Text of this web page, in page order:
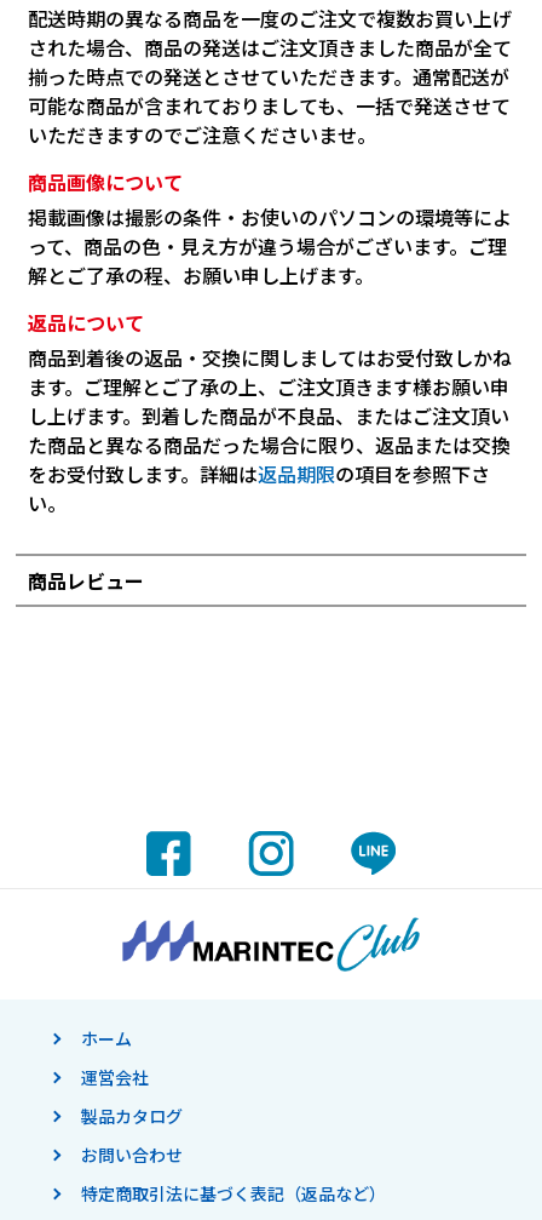
配送時期の異なる商品を一度のご注文で複数お買い上げ
された場合、商品の発送はご注文頂きました商品が全て
揃った時点での発送とさせていただきます。通常配送が
可能な商品が含まれておりましても、一括で発送させて
いただきますのでご注意くださいませ。
商品画像について
掲載画像は撮影の条件・お使いのパソコンの環境等によ
って、商品の色・見え方が違う場合がございます。ご理
解とご了承の程、お願い申し上げます。
返品について
商品到着後の返品・交換に関しましてはお受付致しかね
ます。ご理解とご了承の上、ご注文頂きます様お願い申
し上げます。到着した商品が不良品、またはご注文頂い
た商品と異なる商品だった場合に限り、返品または交換
をお受付致します。詳細は返品期限の項目を参照下さ
い。
商品レビュー
ホーム
運営会社
製品カタログ
お問い合わせ
特定商取引法に基づく表記（返品など）